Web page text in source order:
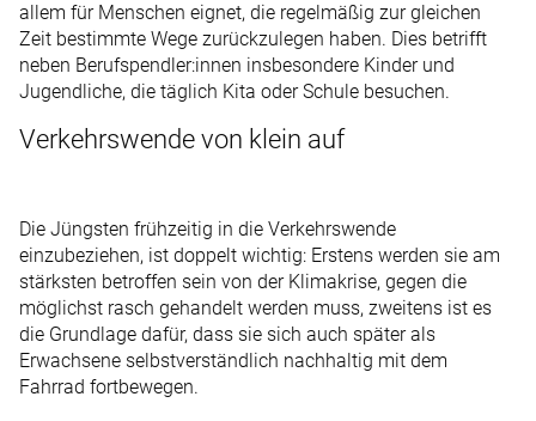
allem für Menschen eignet, die regelmäßig zur gleichen
Zeit bestimmte Wege zurückzulegen haben. Dies betrifft
neben Berufspendler:innen insbesondere Kinder und
Jugendliche, die täglich Kita oder Schule besuchen.
Verkehrswende von klein auf
Die Jüngsten frühzeitig in die Verkehrswende
einzubeziehen, ist doppelt wichtig: Erstens werden sie am
stärksten betroffen sein von der Klimakrise, gegen die
möglichst rasch gehandelt werden muss, zweitens ist es
die Grundlage dafür, dass sie sich auch später als
Erwachsene selbstverständlich nachhaltig mit dem
Fahrrad fortbewegen.